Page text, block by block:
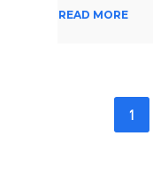
READ MORE
1